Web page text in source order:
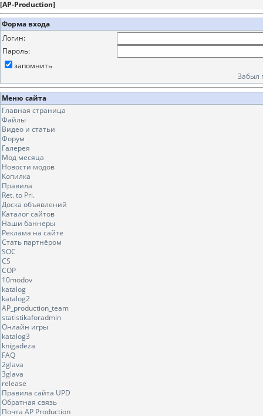
[AP-Production]
Форма входа
Логин:
Пароль:
запомнить
Забыл
Меню сайта
Главная страница
Файлы
Видео и статьи
Форум
Галерея
Мод месяца
Новости модов
Копилка
Правила
Ret. to Pri.
Доска объявлений
Каталог сайтов
Наши баннеры
Реклама на сайте
Стать партнёром
SOC
CS
COP
10modov
katalog
katalog2
AP_production_team
statistikaforadmin
Онлайн игры
katalog3
knigadeza
FAQ
2glava
3glava
release
Правила сайта UPD
Обратная связь
Почта AP Production